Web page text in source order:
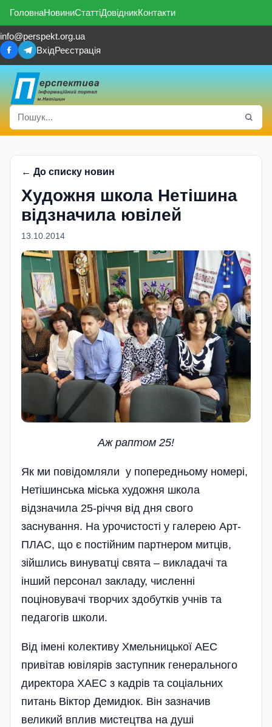
ГоловнаНовиниСтаттіДовідникКонтакти
info@perspekt.org.ua
ВхідРеєстрація
← До списку новин
Художня школа Нетішина
відзначила ювілей
13.10.2014
Аж раптом 25!
Як ми повідомляли у попередньому номері,
Нетішинська міська художня школа
відзначила 25-річчя від дня свого
заснування. На урочистості у галерею Арт-
ПЛАС, що є постійним партнером митців,
зійшлись винуватці свята – викладачі та
інший персонал закладу, численні
поціновувачі творчих здобутків учнів та
педагогів школи.
Від імені колективу Хмельницької АЕС
привітав ювілярів заступник генерального
директора ХАЕС з кадрів та соціальних
питань Віктор Демидюк. Він зазначив
великий вплив мистецтва на душі